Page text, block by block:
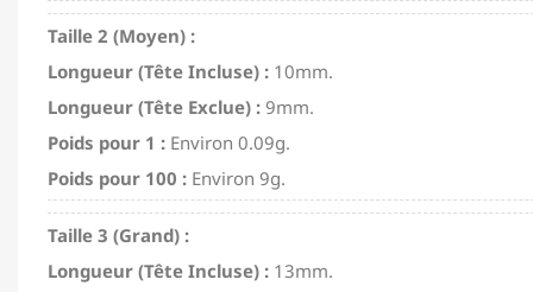
Taille 2 (Moyen) :
Longueur (Tête Incluse) : 10mm.
Longueur (Tête Exclue) : 9mm.
Poids pour 1 : Environ 0.09g.
Poids pour 100 : Environ 9g.
Taille 3 (Grand) :
Longueur (Tête Incluse) : 13mm.